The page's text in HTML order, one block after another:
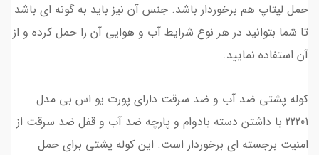
حمل لپ‎تاپ هم برخوردار باشد. جنس آن نیز باید به گونه ای باشد
تا شما بتوانید در هر نوع شرایط آب و هوایی آن را حمل کرده و از
آن استفاده نمایید.
کوله پشتی ضد آب و ضد سرقت دارای پورت یو اس بی مدل
22201 با داشتن دسته بادوام و پارچه ضد آب و قفل ضد سرقت از
امنیت برجسته ای برخوردار است. این کوله پشتی برای حمل